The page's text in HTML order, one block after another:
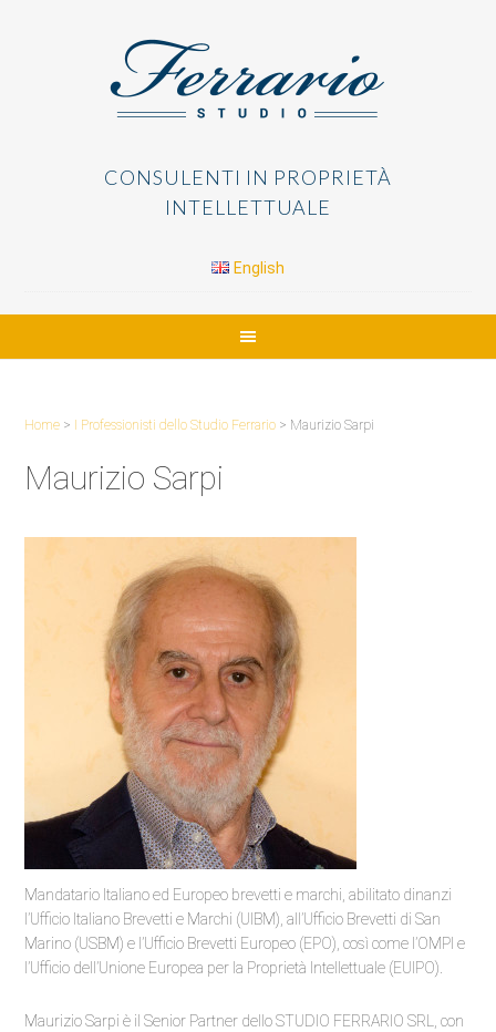
CONSULENTI IN PROPRIETÀ
INTELLETTUALE
English
Home > I Professionisti dello Studio Ferrario > Maurizio Sarpi
Maurizio Sarpi
Mandatario Italiano ed Europeo brevetti e marchi, abilitato dinanzi
l’Ufficio Italiano Brevetti e Marchi (UIBM), all’Ufficio Brevetti di San
Marino (USBM) e l’Ufficio Brevetti Europeo (EPO), così come l’OMPI e
l’Ufficio dell’Unione Europea per la Proprietà Intellettuale (EUIPO).
Maurizio Sarpi è il Senior Partner dello STUDIO FERRARIO SRL, con